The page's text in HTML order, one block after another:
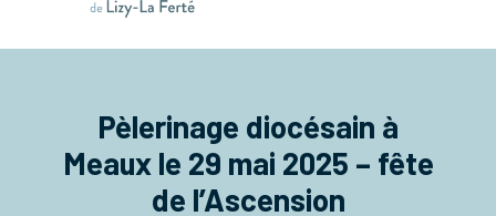
Pèlerinage diocésain à
Meaux le 29 mai 2025 – fête
de l’Ascension